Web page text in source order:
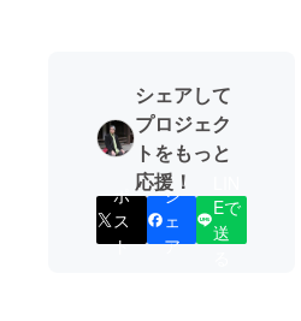
シェアして
プロジェク
トをもっと
応援！
ポ
ス
ト
シ
ェ
ア
Eで
送